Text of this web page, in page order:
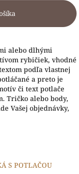
alebo dlhými
rybičiek, vhodné
podľa vlastnej
a preto je
či text potlače
Tričko alebo body,
Vašej objednávky,
S POTLAČOU